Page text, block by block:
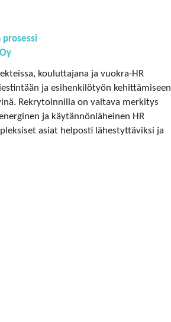
prosessi
kouluttajana ja vuokra-HR
ja esihenkilötyön kehittämiseen
Rekrytoinnilla on valtava merkitys
ja käytännönläheinen HR
asiat helposti lähestyttäviksi ja